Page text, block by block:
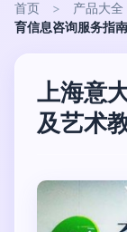
首页 > 产品大全
育信息咨询服务指南
上海意
及艺术